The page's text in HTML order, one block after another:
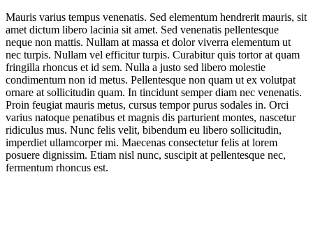
Mauris varius tempus venenatis. Sed elementum hendrerit mauris, sit
amet dictum libero lacinia sit amet. Sed venenatis pellentesque
neque non mattis. Nullam at massa et dolor viverra elementum ut
nec turpis. Nullam vel efficitur turpis. Curabitur quis tortor at quam
fringilla rhoncus et id sem. Nulla a justo sed libero molestie
condimentum non id metus. Pellentesque non quam ut ex volutpat
ornare at sollicitudin quam. In tincidunt semper diam nec venenatis.
Proin feugiat mauris metus, cursus tempor purus sodales in. Orci
varius natoque penatibus et magnis dis parturient montes, nascetur
ridiculus mus. Nunc felis velit, bibendum eu libero sollicitudin,
imperdiet ullamcorper mi. Maecenas consectetur felis at lorem
posuere dignissim. Etiam nisl nunc, suscipit at pellentesque nec,
fermentum rhoncus est.